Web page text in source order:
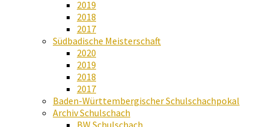
2019
2018
2017
Südbadische Meisterschaft
2020
2019
2018
2017
Baden-Württembergischer Schulschachpokal
Archiv Schulschach
BW Schulschach